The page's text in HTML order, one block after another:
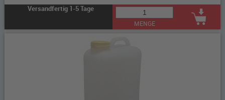
Versandfertig 1-5 Tage
MENGE